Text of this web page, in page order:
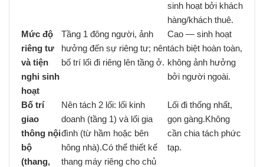
sinh hoạt bởi khách
hàng/khách thuê.
Mức độ
riêng tư
và tiện
nghi sinh
hoạt
Tầng 1 đông người, ảnh
hưởng đến sự riêng tư; nên
bố trí lối đi riêng lên tầng ở.
Cao — sinh hoạt
tách biệt hoàn toàn,
không ảnh hưởng
bởi người ngoài.
Bố trí
giao
thông nội
bộ
(thang,
Nên tách 2 lối: lối kinh
doanh (tầng 1) và lối gia
đình (từ hầm hoặc bên
hông nhà).Có thể thiết kế
thang máy riêng cho chủ
Lối đi thống nhất,
gọn gàng.Không
cần chia tách phức
tạp.